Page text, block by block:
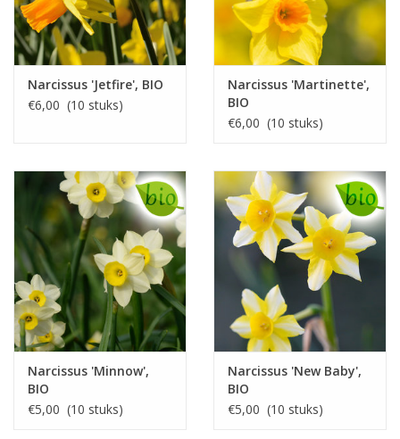
Narcissus 'Jetfire', BIO
€6,00 (10 stuks)
Narcissus 'Martinette',
BIO
€6,00 (10 stuks)
Narcissus 'Minnow',
BIO
€5,00 (10 stuks)
Narcissus 'New Baby',
BIO
€5,00 (10 stuks)